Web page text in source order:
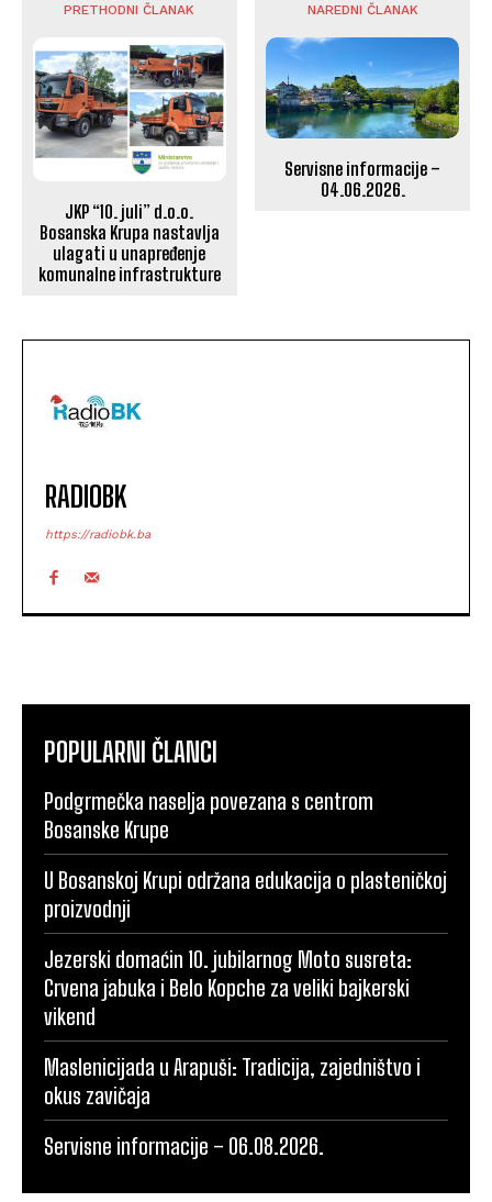
PRETHODNI ČLANAK
JKP “10. juli” d.o.o.
Bosanska Krupa nastavlja
ulagati u unapređenje
komunalne infrastrukture
NAREDNI ČLANAK
Servisne informacije –
04.06.2026.
RADIOBK
https://radiobk.ba
POPULARNI ČLANCI
Podgrmečka naselja povezana s centrom
Bosanske Krupe
U Bosanskoj Krupi održana edukacija o plasteničkoj
proizvodnji
Jezerski domaćin 10. jubilarnog Moto susreta:
Crvena jabuka i Belo Kopche za veliki bajkerski
vikend
Maslenicijada u Arapuši: Tradicija, zajedništvo i
okus zavičaja
Servisne informacije – 06.08.2026.